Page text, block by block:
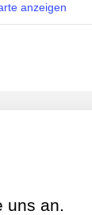
anzeigen
uns an.